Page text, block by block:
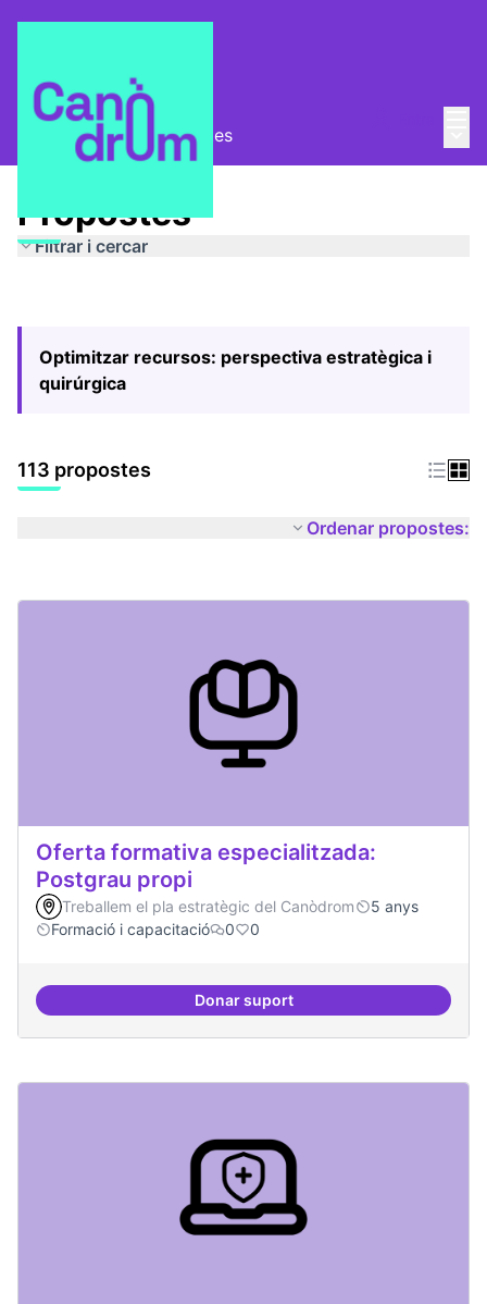
Pla Estratègic Propostes
Propostes
Filtrar i cercar
Optimitzar recursos: perspectiva estratègica i
quirúrgica
113 propostes
Ordenar propostes:
Oferta formativa especialitzada:
Postgrau propi
Treballem el pla estratègic del Canòdrom
5 anys
Formació i capacitació
0 0
Donar suportOferta formativa especialitzada: